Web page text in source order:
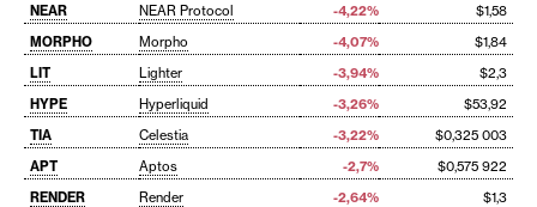
NEAR
NEAR Protocol -4,22%
$1,58
MORPHO
Morpho -4,07%
$1,84
LIT
Lighter -3,94%
$2,3
HYPE
Hyperliquid -3,26%
$53,92
TIA
Celestia -3,22%
$0,325 003
APT
Aptos -2,7%
$0,575 922
RENDER
Render -2,64% $1,3